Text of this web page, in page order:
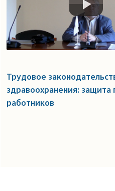
Трудовое
здравоохранения: защита
работников